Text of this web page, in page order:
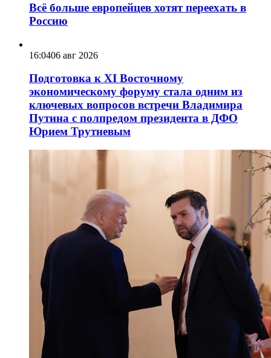
Всё больше европейцев хотят переехать в
Россию
16:0406 авг 2026
Подготовка к XI Восточному
экономическому форуму стала одним из
ключевых вопросов встречи Владимира
Путина с полпредом президента в ДФО
Юрием Трутневым